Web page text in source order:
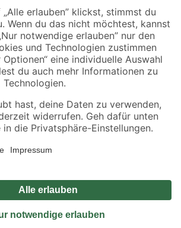
herunterladen
gesetzl. MwSt.. Die dargestellten Angebote sind unter
verfügbar. Die angegebenen Verfügbarkeiten beziehen
reicht.
gilt nicht für Artikel mit Speditionsversand, hier
Impressum
Widerrufsrecht
Vertrag widerrufen